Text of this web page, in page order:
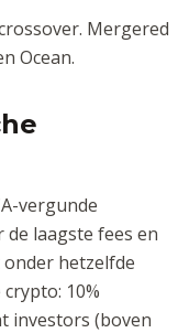
Mergered
Ocean.
vergunde
de laagste fees en
hetzelfde
10%
investors (boven